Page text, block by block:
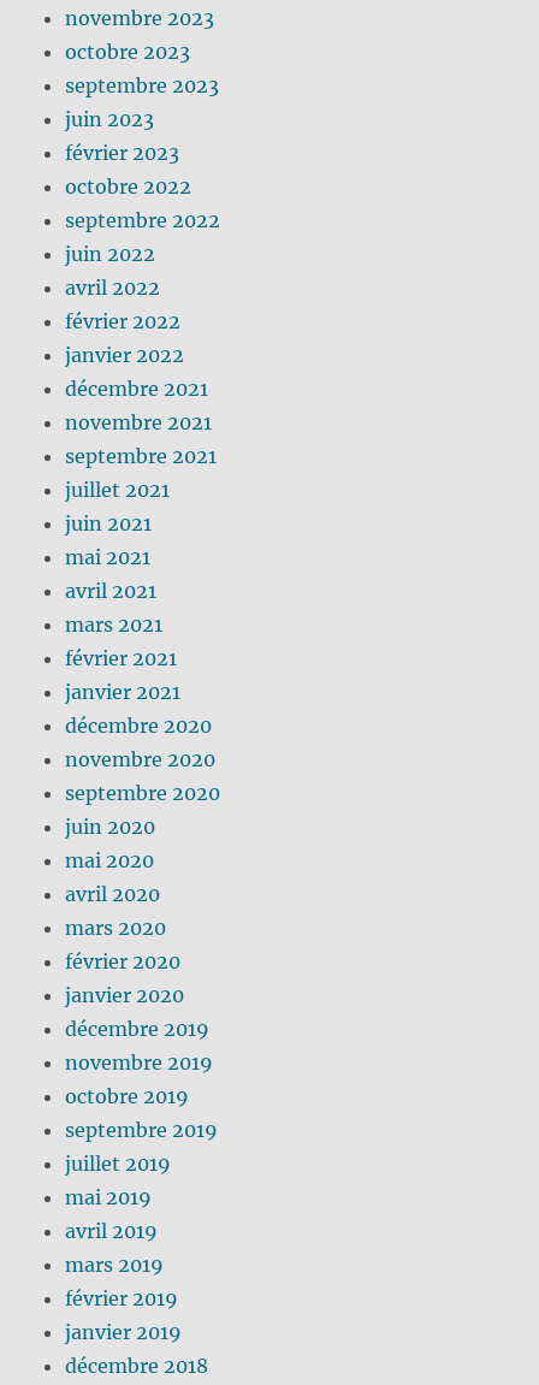
novembre 2023
octobre 2023
septembre 2023
juin 2023
février 2023
octobre 2022
septembre 2022
juin 2022
avril 2022
février 2022
janvier 2022
décembre 2021
novembre 2021
septembre 2021
juillet 2021
juin 2021
mai 2021
avril 2021
mars 2021
février 2021
janvier 2021
décembre 2020
novembre 2020
septembre 2020
juin 2020
mai 2020
avril 2020
mars 2020
février 2020
janvier 2020
décembre 2019
novembre 2019
octobre 2019
septembre 2019
juillet 2019
mai 2019
avril 2019
mars 2019
février 2019
janvier 2019
décembre 2018